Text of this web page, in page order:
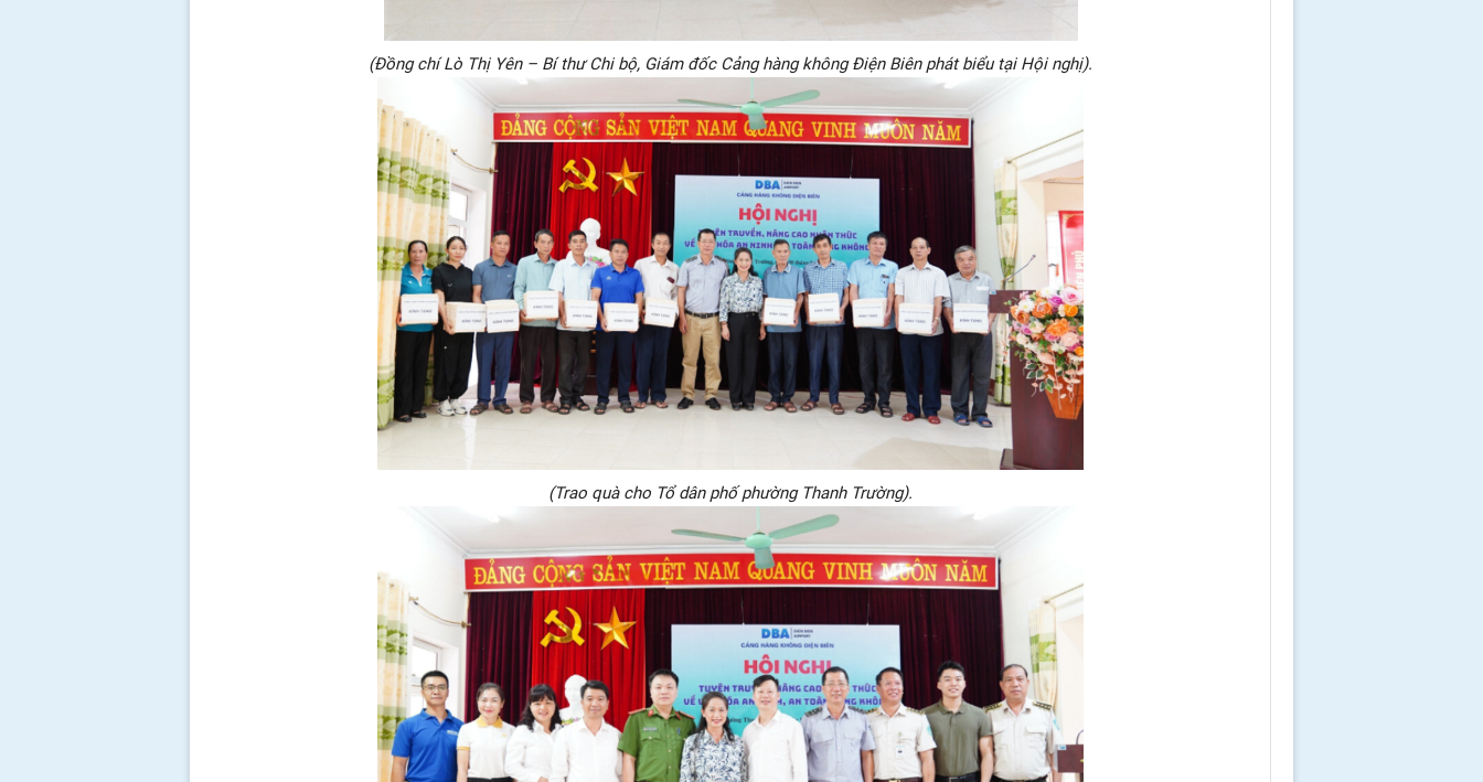
(Đồng chí Lò Thị Yên – Bí thư Chi bộ, Giám đốc Cảng hàng không Điện Biên phát biểu tại Hội nghị).
(Trao quà cho Tổ dân phố phường Thanh Trường).